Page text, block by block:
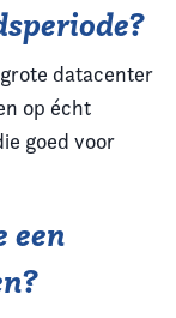
datacenter
op écht
goed voor
een